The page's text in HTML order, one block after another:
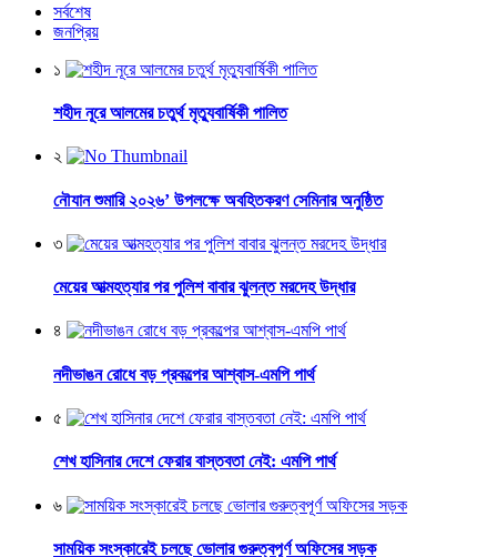
সর্বশেষ
জনপ্রিয়
১
শহীদ নূরে আলমের চতুর্থ মৃত্যুবার্ষিকী পালিত
২
নৌযান শুমারি ২০২৬’ উপলক্ষে অবহিতকরণ সেমিনার অনুষ্ঠিত
৩
মেয়ের আত্মহত্যার পর পুলিশ বাবার ঝুলন্ত মরদেহ উদ্ধার
৪
নদীভাঙন রোধে বড় প্রকল্পের আশ্বাস-এমপি পার্থ
৫
শেখ হাসিনার দেশে ফেরার বাস্তবতা নেই: এমপি পার্থ
৬
সাময়িক সংস্কারেই চলছে ভোলার গুরুত্বপূর্ণ অফিসের সড়ক